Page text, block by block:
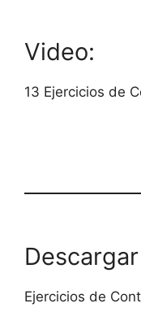
Video:
13 Ejercicios de
Ejercicios de